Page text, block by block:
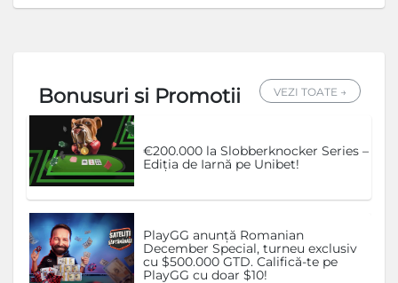
Bonusuri si Promotii VEZI TOATE →
€200.000 la Slobberknocker Series –
Ediția de Iarnă pe Unibet!
PlayGG anunță Romanian
December Special, turneu exclusiv
cu $500.000 GTD. Califică-te pe
PlayGG cu doar $10!